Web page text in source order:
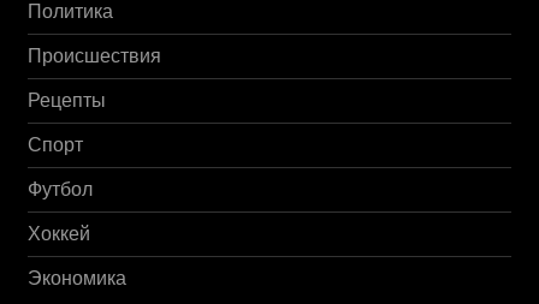
Политика
Происшествия
Рецепты
Спорт
Футбол
Хоккей
Экономика